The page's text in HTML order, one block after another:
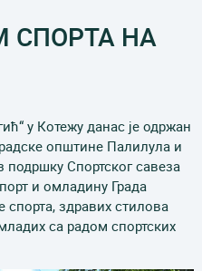
СПОРТА НА
у Котежу данас је одржан
општине Палилула и
подршку Спортског савеза
и омладину Града
здравих стилова
са радом спортских